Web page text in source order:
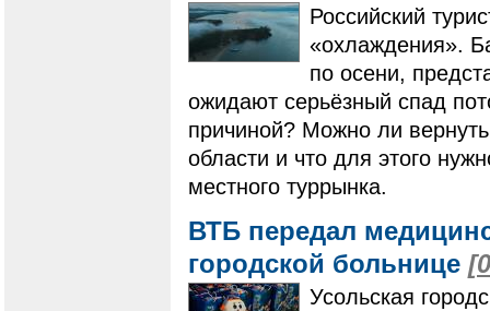
Российский
«охлаждения».
по осени,
ожидают серьёзный спад
причиной? Можно ли
области и что для этого
местного туррынка.
ВТБ передал
городской больнице
Усольская